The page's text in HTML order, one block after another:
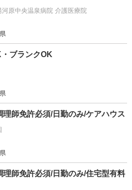
原中央温泉病院 介護医療院
ブランクOK
理師免許必須/日勤のみ/ケアハウス
理師免許必須/日勤のみ/住宅型有料